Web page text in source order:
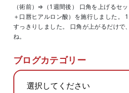
（術前）⇒（1週間後） 口角を上げるセ
＋口唇ヒアルロン酸）を施行しました。
すっきりしました。 口角が上がるだけで
ね。
ブログカテゴリー